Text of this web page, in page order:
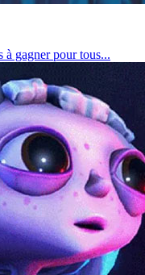
à gagner pour tous...